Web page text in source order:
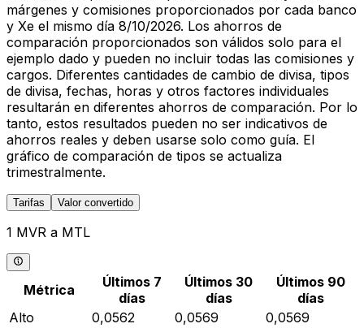
márgenes y comisiones proporcionados por cada banco
y Xe el mismo día 8/10/2026. Los ahorros de
comparación proporcionados son válidos solo para el
ejemplo dado y pueden no incluir todas las comisiones y
cargos. Diferentes cantidades de cambio de divisa, tipos
de divisa, fechas, horas y otros factores individuales
resultarán en diferentes ahorros de comparación. Por lo
tanto, estos resultados pueden no ser indicativos de
ahorros reales y deben usarse solo como guía. El
gráfico de comparación de tipos se actualiza
trimestralmente.
Tarifas Valor convertido
1 MVR a MTL
Métrica
Últimos 7
días
Últimos 30
días
Últimos 90
días
Alto
0,0562 0,0569
0,0569